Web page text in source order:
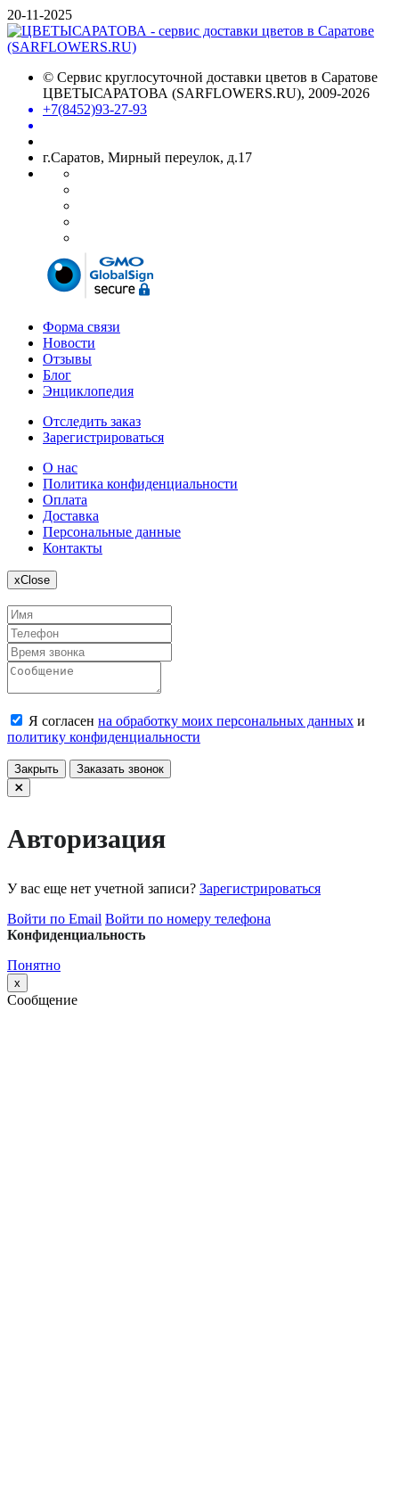
20-11-2025
© Сервис круглосуточной доставки цветов в Саратове
ЦВЕТЫСАРАТОВА (SARFLOWERS.RU), 2009-2026
+7(8452)93-27-93
г.Саратов, Мирный переулок, д.17
Форма связи
Новости
Отзывы
Блог
Энциклопедия
Отследить заказ
Зарегистрироваться
О нас
Политика конфиденциальности
Оплата
Доставка
Персональные данные
Контакты
xClose
Я согласен на обработку моих персональных данных и
политику конфиденциальности
Закрыть Заказать звонок
Авторизация
У вас еще нет учетной записи? Зарегистрироваться
Войти по Email Войти по номеру телефона
Конфиденциальность
Понятно
x
Сообщение